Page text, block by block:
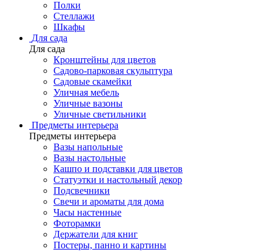
Полки
Стеллажи
Шкафы
Для сада
Для сада
Кронштейны для цветов
Садово-парковая скульптура
Садовые скамейки
Уличная мебель
Уличные вазоны
Уличные светильники
Предметы интерьера
Предметы интерьера
Вазы напольные
Вазы настольные
Кашпо и подставки для цветов
Статуэтки и настольный декор
Подсвечники
Свечи и ароматы для дома
Часы настенные
Фоторамки
Держатели для книг
Постеры, панно и картины